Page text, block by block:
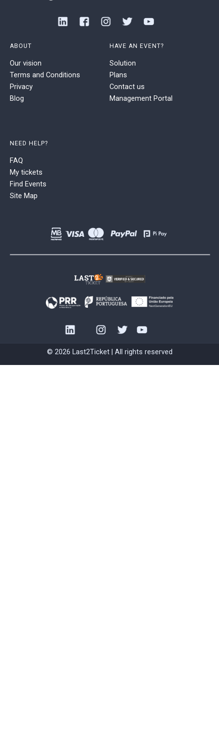
ABOUT
Our vision
Terms and Conditions
Privacy
Blog
HAVE AN EVENT?
Solution
Plans
Contact us
Management Portal
NEED HELP?
FAQ
My tickets
Find Events
Site Map
© 2026 Last2Ticket | All rights reserved